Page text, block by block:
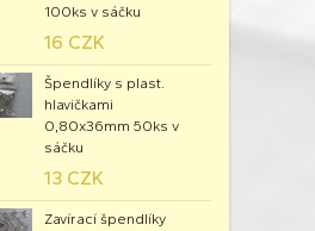
100ks v sáčku
16 CZK
Špendlíky s plast.
hlavičkami
0,80x36mm 50ks v
sáčku
13 CZK
Zavírací špendlíky